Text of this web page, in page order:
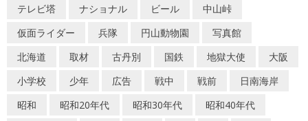
ョ
ン
テレビ塔
ナショナル ビール
中山峠
仮面ライダー
兵隊 円山動物園
写真館
北海道
取材 古丹別 国鉄 地獄大使
大阪
小学校
少年 広告 戦中 戦前
日南海岸
昭和
昭和20年代 昭和30年代
昭和40年代